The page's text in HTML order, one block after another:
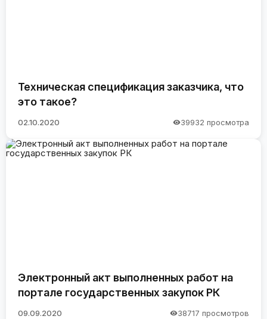
Техническая спецификация заказчика, что
это такое?
02.10.2020 39932 просмотра
Электронный акт выполненных работ на
портале государственных закупок РК
09.09.2020 38717 просмотров